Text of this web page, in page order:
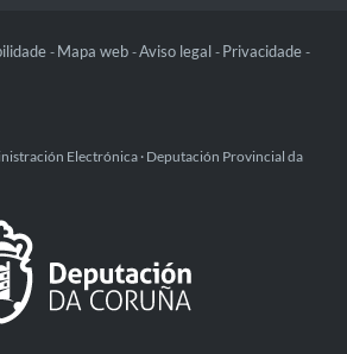
- Mapa web -Aviso legal - Privacidade -
Electrónica · Deputación Provincial da